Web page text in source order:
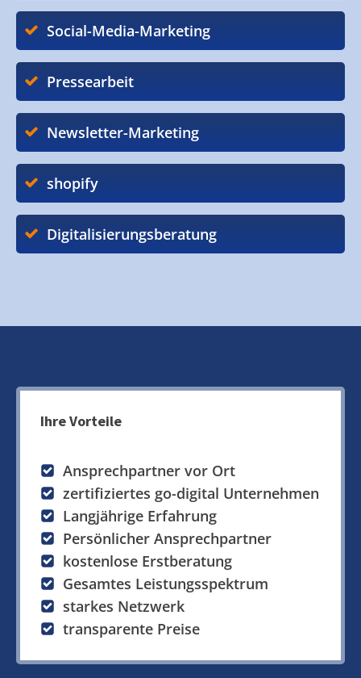
Social-Media-Marketing
Pressearbeit
Newsletter-Marketing
shopify
Digitalisierungsberatung
Ihre Vorteile
Ansprechpartner vor Ort
zertifiziertes go-digital Unternehmen
Langjährige Erfahrung
Persönlicher Ansprechpartner
kostenlose Erstberatung
Gesamtes Leistungsspektrum
starkes Netzwerk
transparente Preise